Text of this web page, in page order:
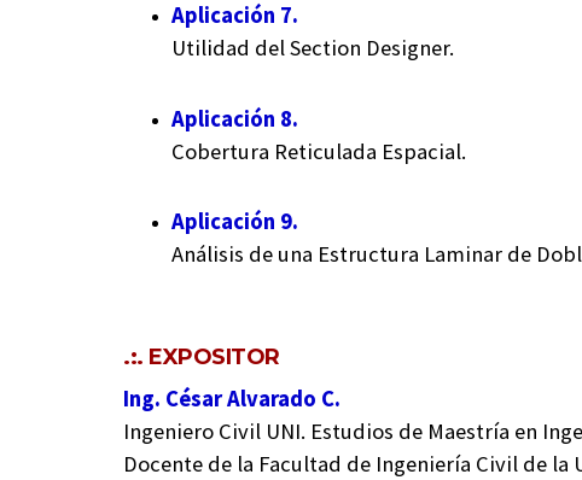
Aplicación 7.
Utilidad del Section Designer.
Aplicación 8.
Cobertura Reticulada Espacial.
Aplicación 9.
Análisis de una Estructura Laminar de
.:. EXPOSITOR
Ing. César Alvarado C.
Ingeniero Civil UNI. Estudios de Maestría en
Docente de la Facultad de Ingeniería Civil de